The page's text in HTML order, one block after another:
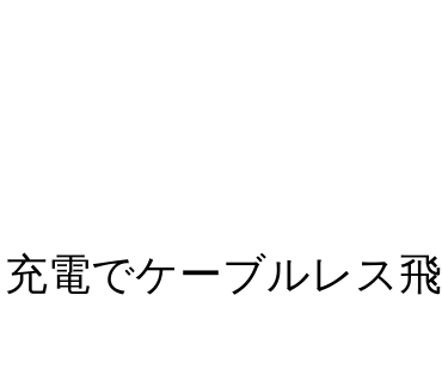
電でケーブルレス飛